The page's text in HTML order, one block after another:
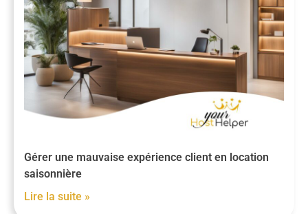
Gérer une mauvaise expérience client en location
saisonnière
Lire la suite »